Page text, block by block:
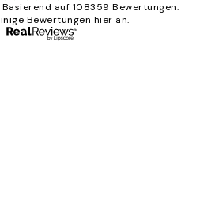
Basierend auf 108359 Bewertungen.
Bewertungen hier an.